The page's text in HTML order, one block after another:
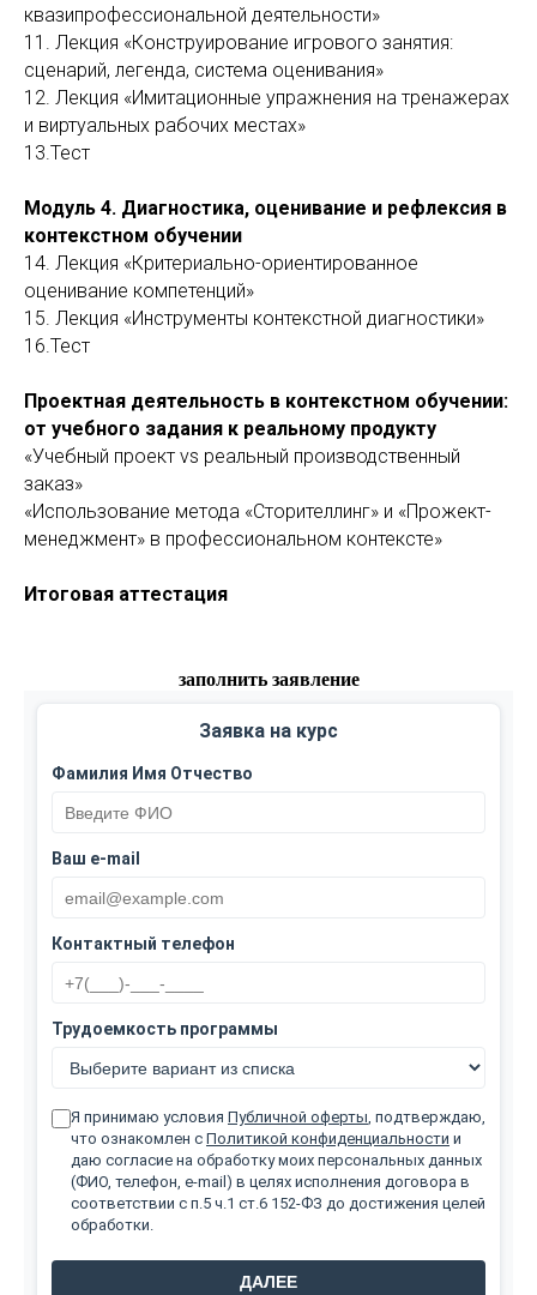
квазипрофессиональной деятельности»
11. Лекция «Конструирование игрового занятия:
сценарий, легенда, система оценивания»
12. Лекция «Имитационные упражнения на тренажерах
и виртуальных рабочих местах»
13.Тест
Модуль 4. Диагностика, оценивание и рефлексия в
контекстном обучении
14. Лекция «Критериально-ориентированное
оценивание компетенций»
15. Лекция «Инструменты контекстной диагностики»
16.Тест
Проектная деятельность в контекстном обучении:
от учебного задания к реальному продукту
«Учебный проект vs реальный производственный
заказ»
«Использование метода «Сторителлинг» и «Прожект-
менеджмент» в профессиональном контексте»
Итоговая аттестация
заполнить заявление